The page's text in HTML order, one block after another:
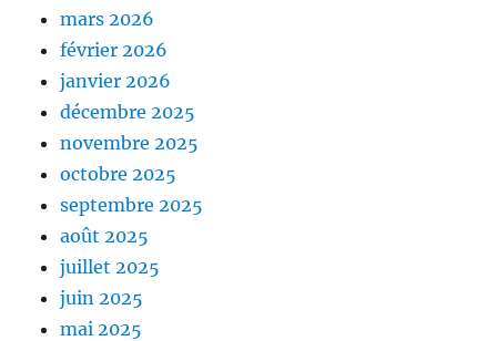
mars 2026
février 2026
janvier 2026
décembre 2025
novembre 2025
octobre 2025
septembre 2025
août 2025
juillet 2025
juin 2025
mai 2025